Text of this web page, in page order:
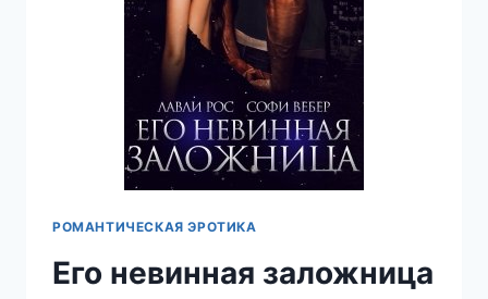
РОМАНТИЧЕСКАЯ ЭРОТИКА
Его невинная заложница